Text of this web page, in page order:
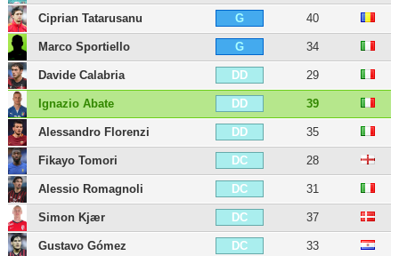
Ciprian Tatarusanu G 40
Marco Sportiello G 34
Davide Calabria DD 29
Ignazio Abate DD 39
Alessandro Florenzi DD 35
Fikayo Tomori DC 28
Alessio Romagnoli DC 31
Simon Kjær DC 37
Gustavo Gómez DC 33